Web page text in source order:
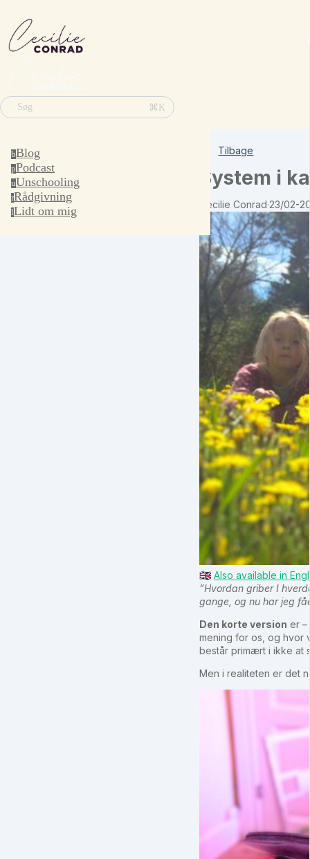
Søg ⌘K
bBlog
pPodcast
uUnschooling
rRådgivning
lLidt om mig
Tilbage
System i
Cecilie Conrad·23/02-
🇬🇧 Also available in
”Hvordan griber I
gange, og nu har jeg
Den korte version er
mening for os, og hvor
består primært i ikke at
Men i realiteten er det